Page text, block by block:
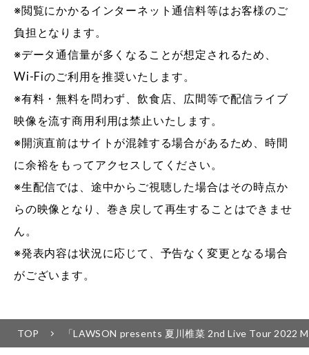
※閲覧にかかるインターネット通信料等はお客様のご
負担となります。
※データ通信量が多くなることが想定されるため、
Wi-Fiのご利用を推奨いたします。
※有料・無料を問わず、飲食店、広間等で配信ライブ
映像を流す商用利用は禁止いたします。
※開演直前はサイトが混雑する場合があるため、時間
に余裕をもってアクセスしてください。
※生配信では、途中からご視聴した場合はその時点か
らの映像となり、巻き戻して再生することはできませ
ん。
※発表内容は状況に応じて、予告なく変更となる場合
がございます。
TOP 「LAWSON presents 夏川椎菜 2nd Live Tour 2022